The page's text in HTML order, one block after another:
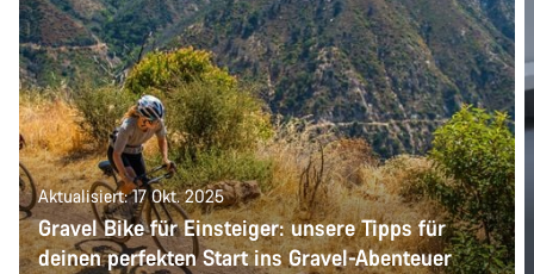
Aktualisiert: 17 Okt. 2025
Gravel Bike für Einsteiger: unsere Tipps für
deinen perfekten Start ins Gravel-Abenteuer